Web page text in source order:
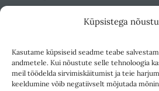
Küpsistega
Kasutame küpsiseid seadme teabe
andmetele. Kui nõustute selle tehnoloogia
meil töödelda sirvimiskäitumist ja teie
keeldumine võib negatiivselt mõjutada
Kultuurileht 1994-1997
Reede 1989-1990
Sirp ja Vasar 1940-1989